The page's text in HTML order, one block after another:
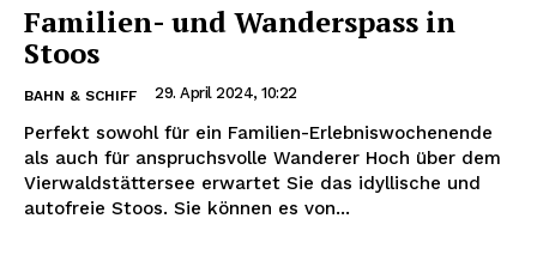
Familien- und Wanderspass in
Stoos
BAHN & SCHIFF 29. April 2024, 10:22
Perfekt sowohl für ein Familien-Erlebniswochenende
als auch für anspruchsvolle Wanderer Hoch über dem
Vierwaldstättersee erwartet Sie das idyllische und
autofreie Stoos. Sie können es von...